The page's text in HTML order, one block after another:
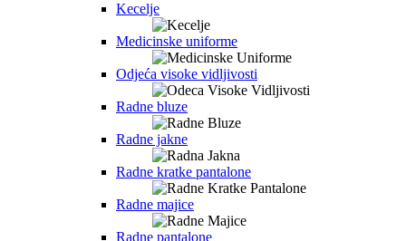
Kecelje
Medicinske uniforme
Odjeća visoke vidljivosti
Radne bluze
Radne jakne
Radne kratke pantalone
Radne majice
Radne pantalone